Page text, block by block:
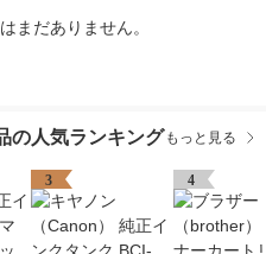
まだありません。
の人気ランキング もっと見る
3 4